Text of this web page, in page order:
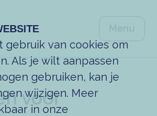
voor
gebruik van cookies om
Als je wilt aanpassen
gebruiken, kan je
wijzigen. Meer
in onze